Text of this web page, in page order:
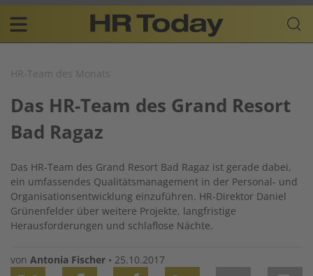
Skip
content
Plattform
für
Resources
navigation
HR-Team des Monats
Das HR-Team des Grand Resort
Bad Ragaz
Das HR-Team des Grand Resort Bad Ragaz ist gerade dabei,
ein umfassendes Qualitätsmanagement in der Personal- und
Organisationsentwicklung einzuführen. HR-Direktor Daniel
Grünenfelder über weitere Projekte, langfristige
Herausforderungen und schlaflose Nächte.
von Antonia Fischer • 25.10.2017